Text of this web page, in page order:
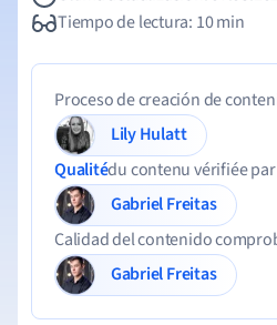
Tiempo de lectura: 10 min
Proceso de creación de
Lily Hulatt
Qualitédu contenu vérifiée par
Gabriel Freitas
Calidad del contenido
Gabriel Freitas